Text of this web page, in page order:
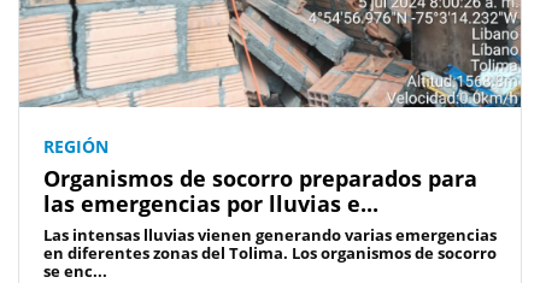
REGIÓN
Organismos de socorro preparados para
las emergencias por lluvias e...
Las intensas lluvias vienen generando varias emergencias
en diferentes zonas del Tolima. Los organismos de socorro
se enc...